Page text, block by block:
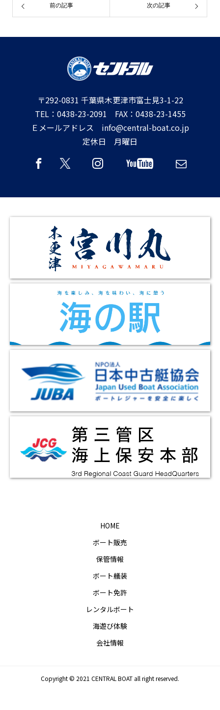
前の記事 次の記事
〒292-0831 千葉県木更津市富士見3-1-22
TEL：0438-23-2091 FAX：0438-23-1455
Ｅメールアドレス info@central-boat.co.jp
定休日 月曜日
HOME
ボート販売
保管情報
ボート艤装
ボート免許
レンタルボート
海遊び体験
会社情報
Copyright © 2021 CENTRAL BOAT all right reserved.